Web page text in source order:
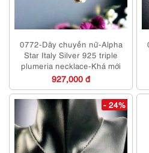
0772-Dây chuyền nữ-Alpha
Star Italy Silver 925 triple
plumeria necklace-Khá mới
927,000 đ
- 24%